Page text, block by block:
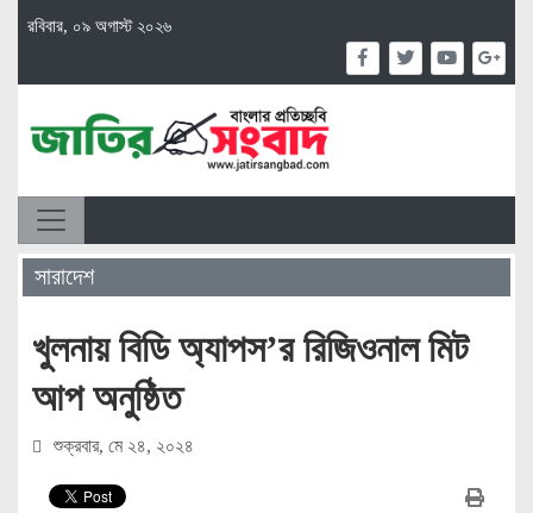
রবিবার, ০৯ অগাস্ট ২০২৬
সারাদেশ
খুলনায় বিডি অ্যাপস’র রিজিওনাল মিট
আপ অনুষ্ঠিত
শুক্রবার, মে ২৪, ২০২৪